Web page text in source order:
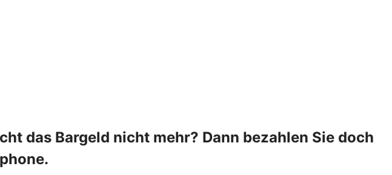
das Bargeld nicht mehr? Dann bezahlen Sie doch